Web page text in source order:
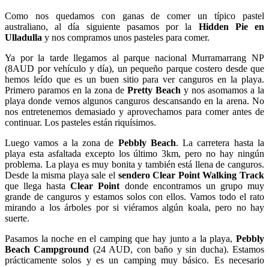
Como nos quedamos con ganas de comer un típico pastel
australiano, al día siguiente pasamos por la Hidden Pie en
Ulladulla y nos compramos unos pasteles para comer.
Ya por la tarde llegamos al parque nacional Murramarrang NP
(8AUD por vehículo y día), un pequeño parque costero desde que
hemos leído que es un buen sitio para ver canguros en la playa.
Primero paramos en la zona de Pretty Beach y nos asomamos a la
playa donde vemos algunos canguros descansando en la arena. No
nos entretenemos demasiado y aprovechamos para comer antes de
continuar. Los pasteles están riquísimos.
Luego vamos a la zona de Pebbly Beach. La carretera hasta la
playa esta asfaltada excepto los último 3km, pero no hay ningún
problema. La playa es muy bonita y también está llena de canguros.
Desde la misma playa sale el sendero Clear Point Walking Track
que llega hastaClear Point donde encontramos un grupo muy
grande de canguros y estamos solos con ellos. Vamos todo el rato
mirando a los árboles por si viéramos algún koala, pero no hay
suerte.
Pasamos la noche en el camping que hay junto a la playa, Pebbly
Beach Campground (24 AUD, con baño y sin ducha). Estamos
prácticamente solos y es un camping muy básico. Es necesario